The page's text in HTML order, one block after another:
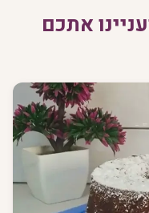
אתכם